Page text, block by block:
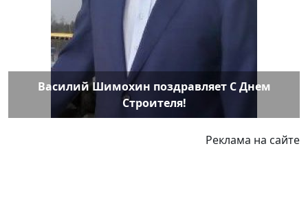
Василий Шимохин поздравляет С Днем
Строителя!
Реклама на сайте